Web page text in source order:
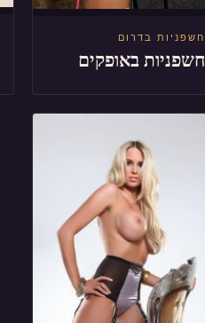
חשפניות בדרום
חשפניות באופקים